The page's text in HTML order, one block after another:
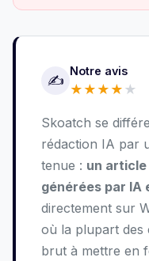
✍️
Notre avis
★ ★ ★ ★ ★
Skoatch se
rédaction IA par
tenue : un article
générées par IA
directement sur
où la plupart des
brut à mettre en